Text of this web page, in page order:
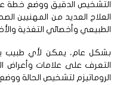
الدقيق ووضع خطة
العديد من المهنيين
وأخصائي التغذية
عام، يمكن لأي طبيب يعمل
على علامات وأعراض
لتشخيص الحالة ووضع